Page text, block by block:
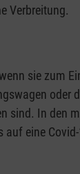
Verbreitung.
sie zum
oder
sind. In den
eine